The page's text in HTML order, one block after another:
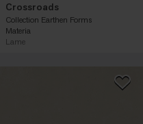
Crossroads
Collection Earthen Forms
Materia
Lame